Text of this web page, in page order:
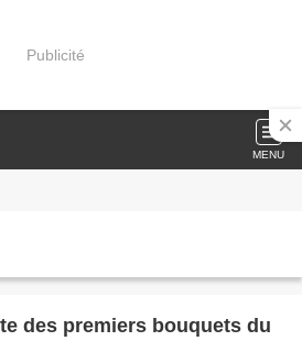
Publicité
MENU
des premiers bouquets du